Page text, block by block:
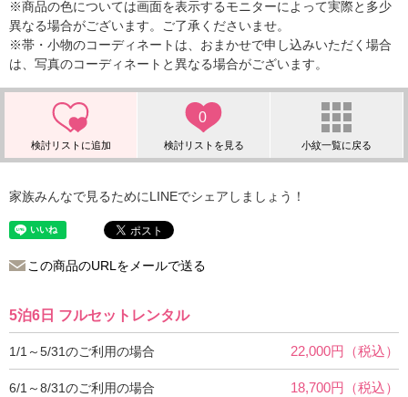
※商品の色については画面を表示するモニターによって実際と多少
異なる場合がございます。ご了承くださいませ。
※帯・小物のコーディネートは、おまかせで申し込みいただく場合
は、写真のコーディネートと異なる場合がございます。
0
家族みんなで見るためにLINEでシェアしましょう！
この商品のURLをメールで送る
5泊6日 フルセットレンタル
1/1～5/31のご利用の場合 22,000円（税込）
6/1～8/31のご利用の場合 18,700円（税込）